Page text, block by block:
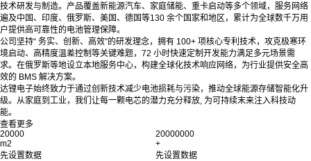
技术研发与制造。产品覆盖新能源汽车、家庭储能、重卡启动等多个领域，服务网络
遍及中国、印度、俄罗斯、美国、德国等130 余个国家和地区，累计为全球数千万用
户提供高可靠性的电池管理保障。
公司坚持“ 务实、创新、高效”的研发理念，拥有 100+ 项核心专利技术，攻克极寒环
境启动、高精度温差控制等关键难题，72 小时快速定制开发能力满足多元场景需
求。在俄罗斯等地设立本地服务中心，构建全球化技术响应网络，为行业提供安全高
效的 BMS 解决方案。
达锂电子始终致力于通过创新技术减少电池损耗与污染，推动全球能源存储智能化升
级。从家庭到工业，我们让每一颗电芯的潜力充分释放, 为可持续末来注入科技动
能。
查看更多
20000
m2
先设置数据
20000000
+
先设置数据